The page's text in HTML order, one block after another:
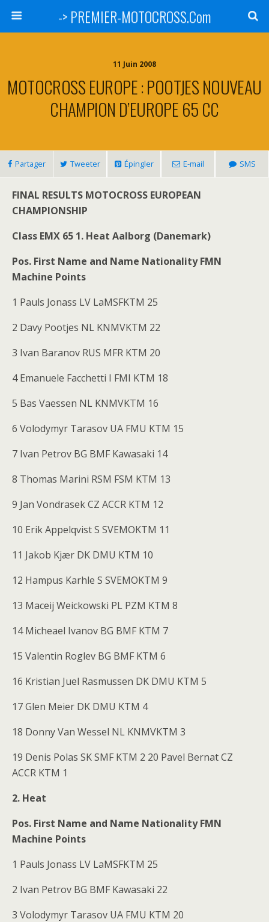
-> PREMIER-MOTOCROSS.Com
11 Juin 2008
MOTOCROSS EUROPE : POOTJES NOUVEAU
CHAMPION D’EUROPE 65 CC
Partager Tweeter Épingler E-mail SMS
FINAL RESULTS MOTOCROSS EUROPEAN
CHAMPIONSHIP
Class EMX 65 1. Heat Aalborg (Danemark)
Pos. First Name and Name Nationality FMN
Machine Points
1 Pauls Jonass LV LaMSFKTM 25
2 Davy Pootjes NL KNMVKTM 22
3 Ivan Baranov RUS MFR KTM 20
4 Emanuele Facchetti I FMI KTM 18
5 Bas Vaessen NL KNMVKTM 16
6 Volodymyr Tarasov UA FMU KTM 15
7 Ivan Petrov BG BMF Kawasaki 14
8 Thomas Marini RSM FSM KTM 13
9 Jan Vondrasek CZ ACCR KTM 12
10 Erik Appelqvist S SVEMOKTM 11
11 Jakob Kjær DK DMU KTM 10
12 Hampus Karhle S SVEMOKTM 9
13 Maceij Weickowski PL PZM KTM 8
14 Micheael Ivanov BG BMF KTM 7
15 Valentin Roglev BG BMF KTM 6
16 Kristian Juel Rasmussen DK DMU KTM 5
17 Glen Meier DK DMU KTM 4
18 Donny Van Wessel NL KNMVKTM 3
19 Denis Polas SK SMF KTM 2 20 Pavel Bernat CZ
ACCR KTM 1
2. Heat
Pos. First Name and Name Nationality FMN
Machine Points
1 Pauls Jonass LV LaMSFKTM 25
2 Ivan Petrov BG BMF Kawasaki 22
3 Volodymyr Tarasov UA FMU KTM 20